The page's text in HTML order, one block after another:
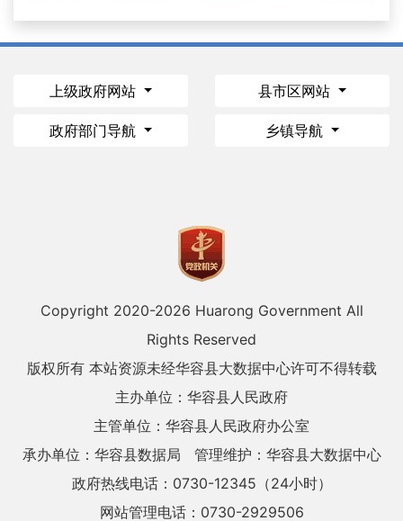
上级政府网站 县市区网站
政府部门导航 乡镇导航
Copyright 2020-2026 Huarong Government All
Rights Reserved
版权所有 本站资源未经华容县大数据中心许可不得转载
主办单位：华容县人民政府
主管单位：华容县人民政府办公室
承办单位：华容县数据局
管理维护：华容县大数据中心
政府热线电话：0730-12345（24小时）
网站管理电话：0730-2929506